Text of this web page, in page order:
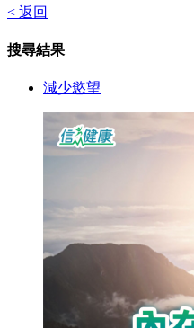
< 返回
搜尋結果
減少慾望